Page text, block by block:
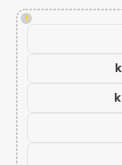
!